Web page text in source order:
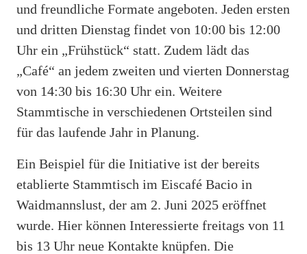
und freundliche Formate angeboten. Jeden ersten
und dritten Dienstag findet von 10:00 bis 12:00
Uhr ein „Frühstück“ statt. Zudem lädt das
„Café“ an jedem zweiten und vierten Donnerstag
von 14:30 bis 16:30 Uhr ein. Weitere
Stammtische in verschiedenen Ortsteilen sind
für das laufende Jahr in Planung.
Ein Beispiel für die Initiative ist der bereits
etablierte Stammtisch im Eiscafé Bacio in
Waidmannslust, der am 2. Juni 2025 eröffnet
wurde. Hier können Interessierte freitags von 11
bis 13 Uhr neue Kontakte knüpfen. Die